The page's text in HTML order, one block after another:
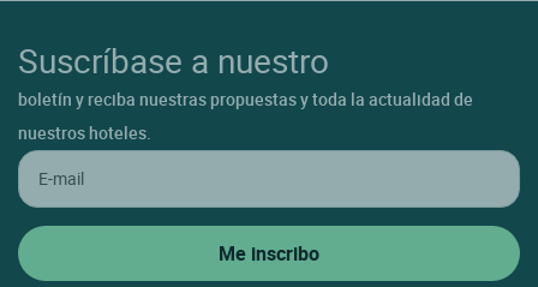
Suscríbase a nuestro
boletín y reciba nuestras propuestas y toda la actualidad de
nuestros hoteles.